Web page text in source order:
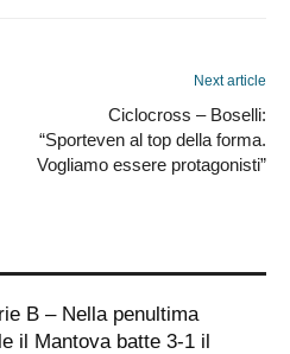
Next article
Ciclocross – Boselli:
“Sporteven al top della forma.
Vogliamo essere protagonisti”
B – Nella penultima
il Mantova batte 3-1 il